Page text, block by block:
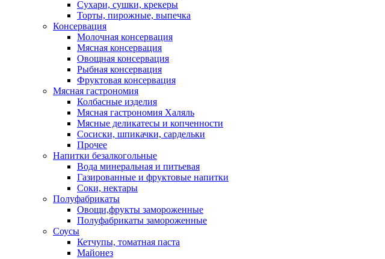
Сухари, сушки, крекеры
Торты, пирожные, выпечка
Консервация
Молочная консервация
Мясная консервация
Овощная консервация
Рыбная консервация
Фруктовая консервация
Мясная гастрономия
Колбасные изделия
Мясная гастрономия Халяль
Мясные деликатесы и копченности
Сосиски, шпикачки, сардельки
Прочее
Напитки безалкогольные
Вода минеральная и питьевая
Газированные и фруктовые напитки
Соки, нектары
Полуфабрикаты
Овощи,фрукты замороженные
Полуфабрикаты замороженные
Соусы
Кетчупы, томатная паста
Майонез